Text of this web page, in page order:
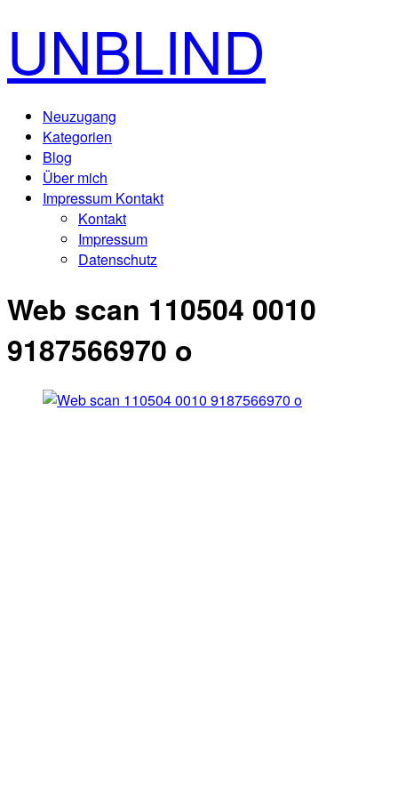
UNBLIND
Neuzugang
Kategorien
Blog
Über mich
Impressum Kontakt
Kontakt
Impressum
Datenschutz
Web scan 110504 0010
9187566970 o